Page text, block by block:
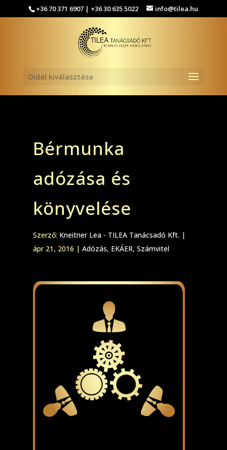
+36 70 371 6907 | +36 30 635 5022 info@tilea.hu
Oldal kiválasztása
Bérmunka
adózása és
könyvelése
Szerző: Kneitner Lea - TILEA Tanácsadó Kft. |
ápr 21, 2016 | Adózás, EKÁER, Számvitel